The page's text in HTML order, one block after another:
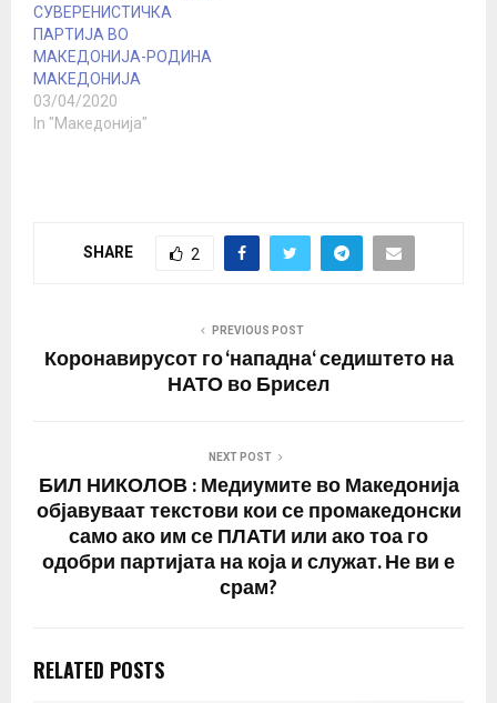
СУВЕРЕНИСТИЧКА
ПАРТИЈА ВО
МАКЕДОНИЈА-РОДИНА
МАКЕДОНИЈА
03/04/2020
In "Македонија"
SHARE 2
PREVIOUS POST
Коронавирусот го ‘нападна‘ седиштето на
НАТО во Брисел
NEXT POST
БИЛ НИКОЛОВ : Медиумите во Македонија
објавуваат текстови кои се промакедонски
само ако им се ПЛАТИ или ако тоа го
одобри партијата на која и служат. Не ви е
срам?
RELATED POSTS